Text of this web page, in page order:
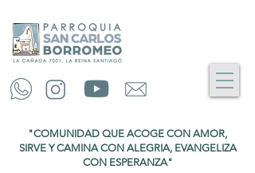
"COMUNIDAD QUE ACOGE CON AMOR,
SIRVE Y CAMINA CON ALEGRIA, EVANGELIZA
CON ESPERANZA"